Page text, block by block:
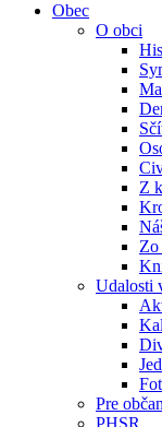
Obec
O obci
Z
Zo
Udalosti
Pre
PHSR